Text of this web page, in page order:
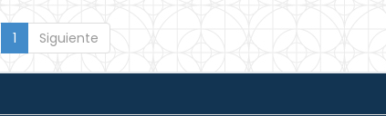
1 Siguiente